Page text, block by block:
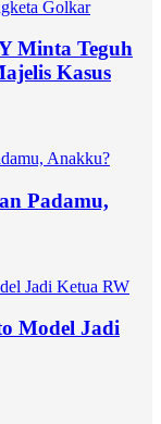
Minta Teguh
Kasus
Padamu,
Model Jadi